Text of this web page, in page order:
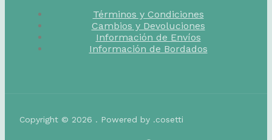
Términos y Condiciones
Cambios y Devoluciones
Información de Envíos
Información de Bordados
Copyright © 2026 . Powered by .cosetti